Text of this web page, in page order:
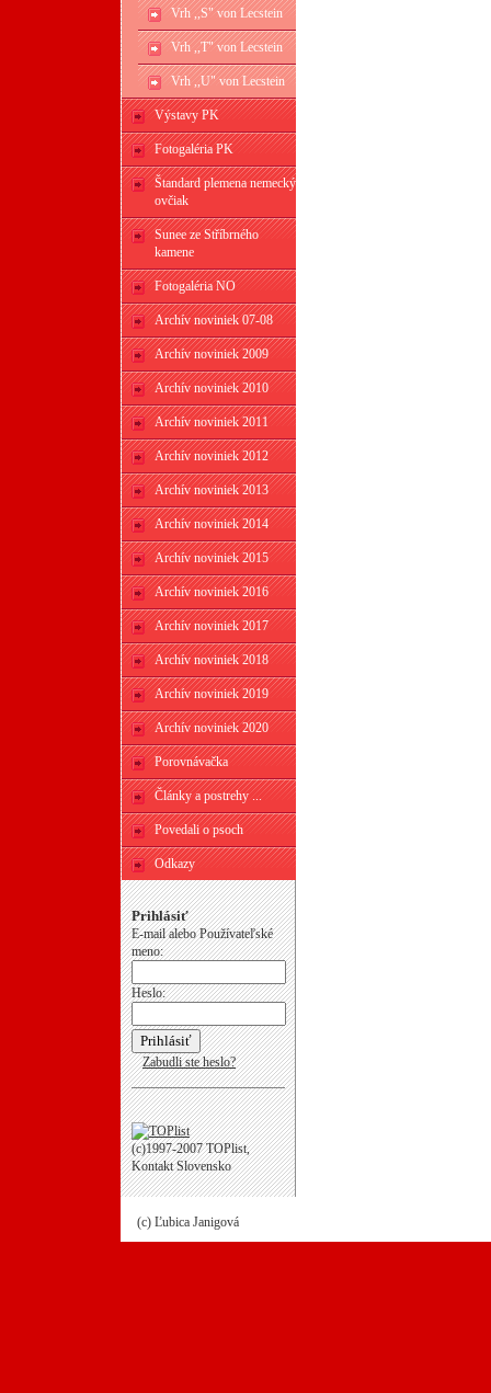
Vrh ,,S" von Lecstein
Vrh ,,T" von Lecstein
Vrh ,,U" von Lecstein
Výstavy PK
Fotogaléria PK
Štandard plemena nemecký
ovčiak
Sunee ze Stříbrného
kamene
Fotogaléria NO
Archív noviniek 07-08
Archív noviniek 2009
Archív noviniek 2010
Archív noviniek 2011
Archív noviniek 2012
Archív noviniek 2013
Archív noviniek 2014
Archív noviniek 2015
Archív noviniek 2016
Archív noviniek 2017
Archív noviniek 2018
Archív noviniek 2019
Archív noviniek 2020
Porovnávačka
Články a postrehy ...
Povedali o psoch
Odkazy
Prihlásiť
E-mail alebo Používateľské
meno:
Heslo:
Zabudli ste heslo?
(c)1997-2007 TOPlist,
Kontakt Slovensko
(c) Ľubica Janigová